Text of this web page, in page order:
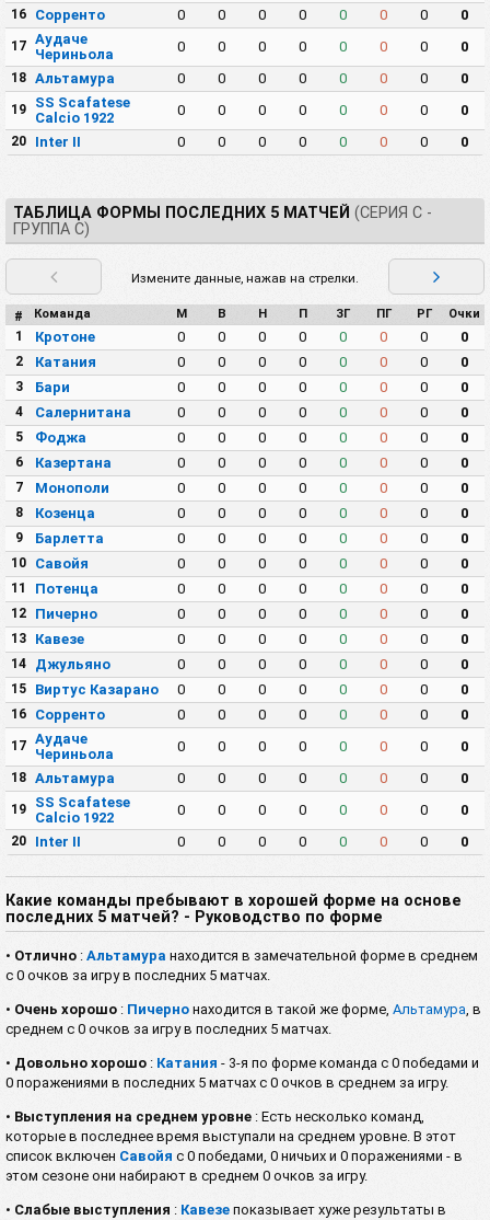
16 Сорренто 0 0 0 0 0 0 0 0
17 Аудаче
Чериньола
0 0 0 0 0 0 0 0
18 Альтамура 0 0 0 0 0 0 0 0
19
SS Scafatese
Calcio 1922
0 0 0 0 0 0 0 0
20 Inter II 0 0 0 0 0 0 0 0
ТАБЛИЦА ФОРМЫ ПОСЛЕДНИХ 5 МАТЧЕЙ (СЕРИЯ C -
ГРУППА C)
Измените данные, нажав на стрелки.
# Команда М В Н П ЗГ ПГ РГ Очки
1 Кротоне 0 0 0 0 0 0 0 0
2 Катания 0 0 0 0 0 0 0 0
3 Бари 0 0 0 0 0 0 0 0
4 Салернитана 0 0 0 0 0 0 0 0
5 Фоджа 0 0 0 0 0 0 0 0
6 Казертана 0 0 0 0 0 0 0 0
7 Монополи 0 0 0 0 0 0 0 0
8 Козенца 0 0 0 0 0 0 0 0
9 Барлетта 0 0 0 0 0 0 0 0
10 Савойя 0 0 0 0 0 0 0 0
11 Потенца 0 0 0 0 0 0 0 0
12 Пичерно 0 0 0 0 0 0 0 0
13 Кавезе 0 0 0 0 0 0 0 0
14 Джульяно 0 0 0 0 0 0 0 0
15 Виртус Казарано 0 0 0 0 0 0 0 0
16 Сорренто 0 0 0 0 0 0 0 0
17 Аудаче
Чериньола
0 0 0 0 0 0 0 0
18 Альтамура 0 0 0 0 0 0 0 0
19
SS Scafatese
Calcio 1922
0 0 0 0 0 0 0 0
20 Inter II 0 0 0 0 0 0 0 0
Какие команды пребывают в хорошей форме на основе
последних 5 матчей? - Руководство по форме
• Отлично : Альтамура находится в замечательной форме в среднем
с 0 очков за игру в последних 5 матчах.
• Очень хорошо : Пичерно находится в такой же форме, Альтамура, в
среднем с 0 очков за игру в последних 5 матчах.
• Довольно хорошо : Катания - 3-я по форме команда с 0 победами и
0 поражениями в последних 5 матчах с 0 очков в среднем за игру.
• Выступления на среднем уровне : Есть несколько команд,
которые в последнее время выступали на среднем уровне. В этот
список включен Савойя с 0 победами, 0 ничьих и 0 поражениями - в
этом сезоне они набирают в среднем 0 очков за игру.
• Слабые выступления : Кавезе показывает хуже результаты в